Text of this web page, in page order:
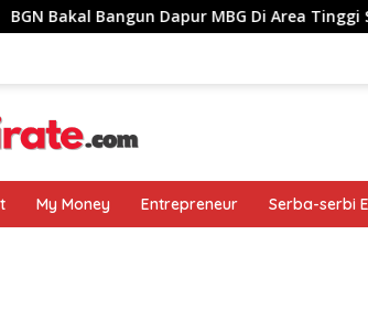
Dapur MBG Di Area Tinggi Stunting
My Money Entrepreneur Serba-serbi